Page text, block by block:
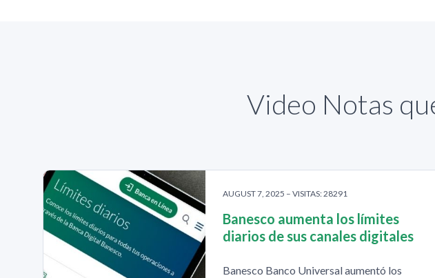
Video Notas
AUGUST 7, 2025 – VISITAS: 28291
Banesco aumenta los límites
diarios de sus canales digitales
Banesco Banco Universal aumentó los